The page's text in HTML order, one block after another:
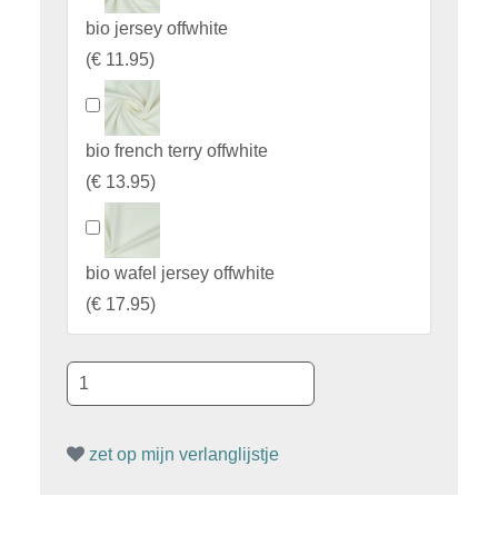
bio jersey offwhite
(€ 11.95)
bio french terry offwhite
(€ 13.95)
bio wafel jersey offwhite
(€ 17.95)
zet op mijn verlanglijstje